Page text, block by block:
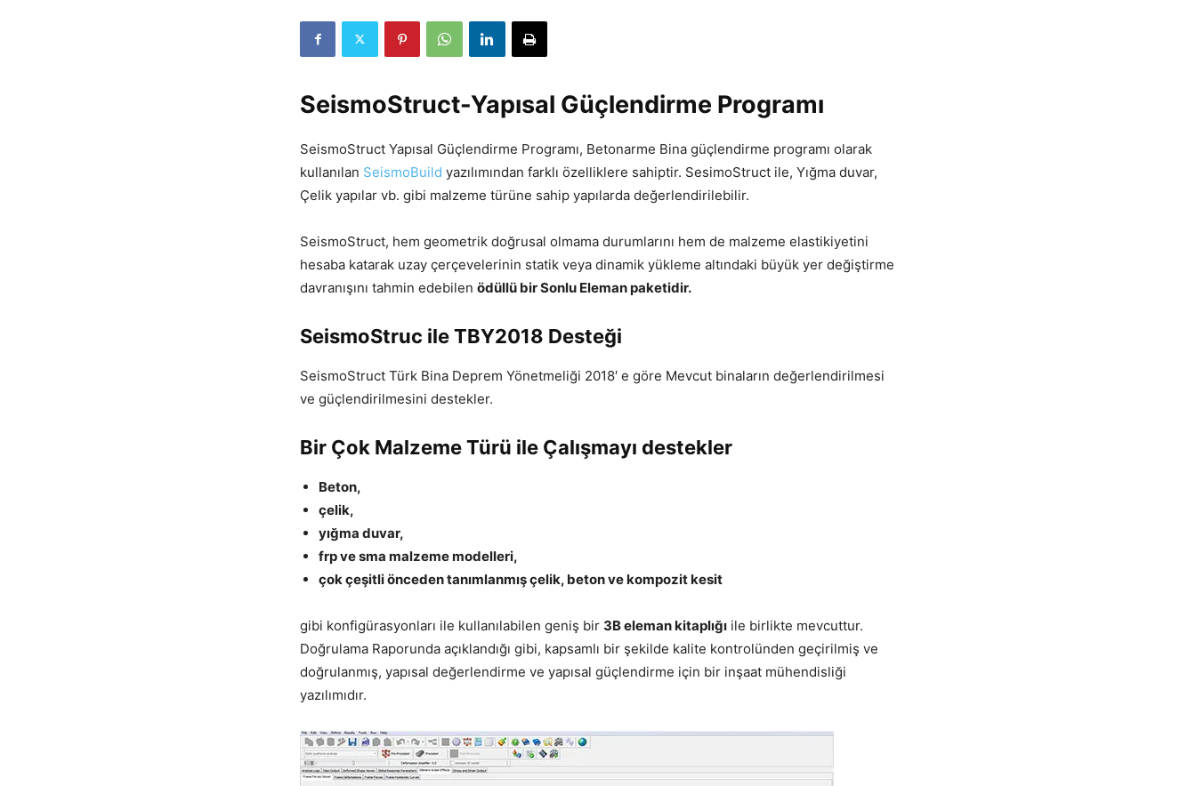
SeismoStruct-Yapısal Güçlendirme Programı
SeismoStruct Yapısal Güçlendirme Programı, Betonarme Bina güçlendirme programı olarak
kullanılan SeismoBuild yazılımından farklı özelliklere sahiptir. SesimoStruct ile, Yığma duvar,
Çelik yapılar vb. gibi malzeme türüne sahip yapılarda değerlendirilebilir.
SeismoStruct, hem geometrik doğrusal olmama durumlarını hem de malzeme elastikiyetini
hesaba katarak uzay çerçevelerinin statik veya dinamik yükleme altındaki büyük yer değiştirme
davranışını tahmin edebilen ödüllü bir Sonlu Eleman paketidir.
SeismoStruc ile TBY2018 Desteği
SeismoStruct Türk Bina Deprem Yönetmeliği 2018′ e göre Mevcut binaların değerlendirilmesi
ve güçlendirilmesini destekler.
Bir Çok Malzeme Türü ile Çalışmayı destekler
Beton,
çelik,
yığma duvar,
frp ve sma malzeme modelleri,
çok çeşitli önceden tanımlanmış çelik, beton ve kompozit kesit
gibi konfigürasyonları ile kullanılabilen geniş bir 3B eleman kitaplığı ile birlikte mevcuttur.
Doğrulama Raporunda açıklandığı gibi, kapsamlı bir şekilde kalite kontrolünden geçirilmiş ve
doğrulanmış, yapısal değerlendirme ve yapısal güçlendirme için bir inşaat mühendisliği
yazılımıdır.